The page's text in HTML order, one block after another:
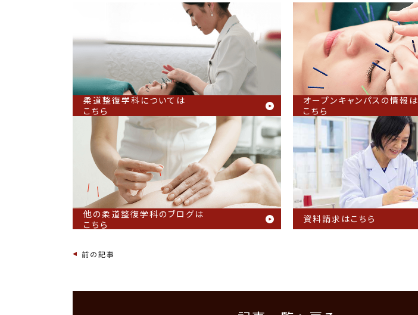
柔道整復学科については
こちら
オープンキャンパスの情報は
こちら
他の柔道整復学科のブログは
こちら
資料請求はこちら
前の記事